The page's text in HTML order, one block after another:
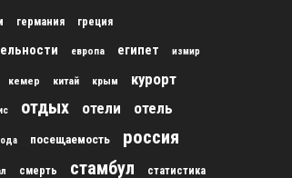
германия греция
европа египет измир
кемер китай крым курорт
отдых отели отель
посещаемость россия
смерть стамбул статистика